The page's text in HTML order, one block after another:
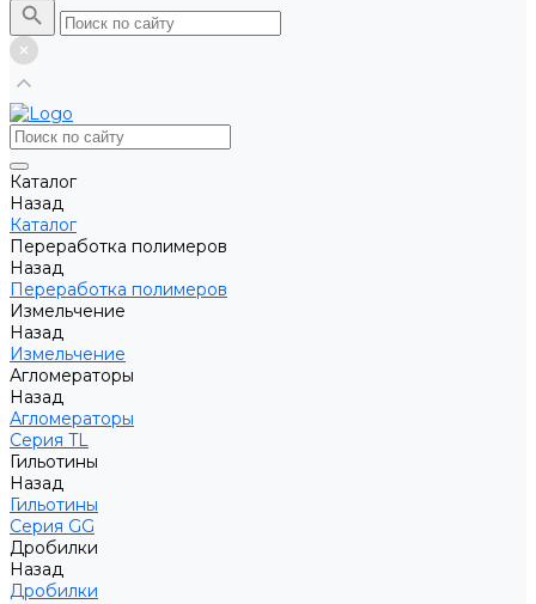
Каталог
Назад
Каталог
Переработка полимеров
Назад
Переработка полимеров
Измельчение
Назад
Измельчение
Агломераторы
Назад
Агломераторы
Серия TL
Гильотины
Назад
Гильотины
Серия GG
Дробилки
Назад
Дробилки